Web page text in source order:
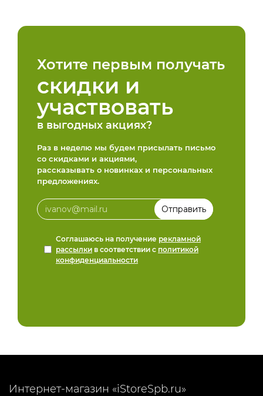
Хотите первым получать
скидки и
участвовать
в выгодных акциях?
Раз в неделю мы будем присылать письмо
со скидками и акциями,
рассказывать о новинках и персональных
предложениях.
Соглашаюсь на получение рекламной
рассылки в соответствии с политикой
конфиденциальности
Интернет-магазин «iStoreSpb.ru»